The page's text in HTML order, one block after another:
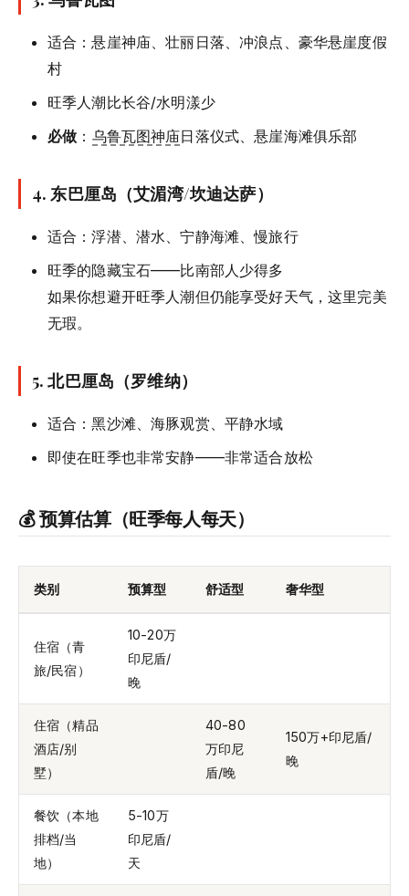
适合：悬崖神庙、壮丽日落、冲浪点、豪华悬崖度假
村
旺季人潮比长谷/水明漾少
必做 ： 乌鲁瓦图神庙日落仪式、悬崖海滩俱乐部
4. 东巴厘岛（艾湄湾/坎迪达萨）
适合：浮潜、潜水、宁静海滩、慢旅行
旺季的隐藏宝石——比南部人少得多
如果你想避开旺季人潮但仍能享受好天气，这里完美
无瑕。
5.北巴厘岛（罗维纳）
适合：黑沙滩、海豚观赏、平静水域
即使在旺季也非常安静——非常适合放松
💰 预算估算（旺季每人每天）
类别 预算型 舒适型 奢华型
住宿（青
旅/民宿）
10-20万
印尼盾/
晚
住宿（精品
酒店/别
墅）
40-80
万印尼
盾/晚
150万+印尼盾/
晚
餐饮（本地
排档/当
地）
5-10万
印尼盾/
天